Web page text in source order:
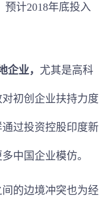
预计2018年底投入
企业， 尤其是高科
初创企业扶持力度
过投资控股印度新
中国企业模仿。
的边境冲突也为经